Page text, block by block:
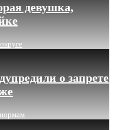
девушка,
о запрете